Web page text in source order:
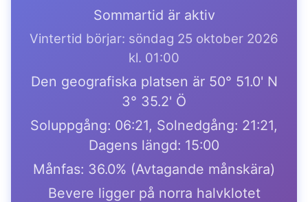
Sommartid är aktiv
Vintertid börjar: söndag 25 oktober 2026
kl. 01:00
Den geografiska platsen är 50° 51.0' N
3° 35.2' Ö
Soluppgång: 06:21, Solnedgång: 21:21,
Dagens längd: 15:00
Månfas: 36.0% (Avtagande månskära)
Bevere ligger på norra halvklotet